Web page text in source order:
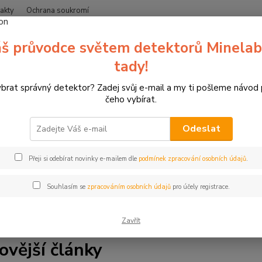
Ochrana soukromí
Hledat
blogu zipsy.cz. Jsme specializovaný prodejce detektorů
vše, co potřebujete vědět. Najdete zde tipy a rady pro
také články o lukostřelbě, 3D terčích a závodech. Ať už jste
články
průvodce světem detektorů
tady!
správný detektor? Zadej svůj e-mail a my ti pošleme návod
čeho vybírat.
Odeslat
Přeji si odebírat novinky e-mailem dle podmínek zpracování osobních údajů.
Souhlasím se zpracováním osobních údajůpro účely registrace.
Zavřít